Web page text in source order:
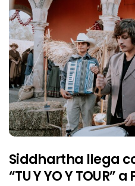
Siddhartha llega
“TU Y YO Y TOUR”